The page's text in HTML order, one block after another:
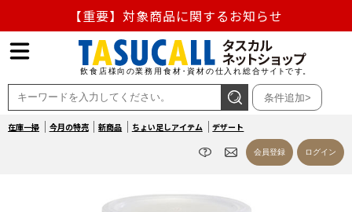
【重要】対象商品に関するお知らせ
【重要】熊本地震の影響による商品出荷停止のお知らせ
熊本県熊本地方を震源とする地震の影響によるお荷物のお
届け遅延について
条件追加>
在庫一掃 今月の特売 新商品 ちょい足しアイテム デザート
会員登録 ログイン